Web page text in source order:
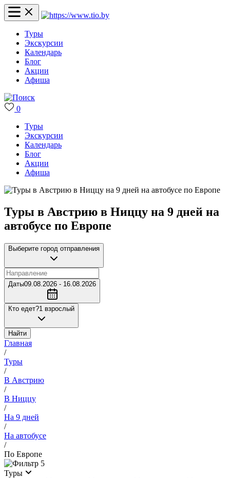
Туры
Экскурсии
Календарь
Блог
Акции
Афиша
0
Туры
Экскурсии
Календарь
Блог
Акции
Афиша
Туры в Австрию в Ниццу на 9 дней на
автобусе по Европе
Выберите город отправления
Даты09.08.2026 - 16.08.2026
Кто едет?1 взрослый
Найти
Главная
/
Туры
/
В Австрию
/
В Ниццу
/
На 9 дней
/
На автобусе
/
По Европе
5
Туры